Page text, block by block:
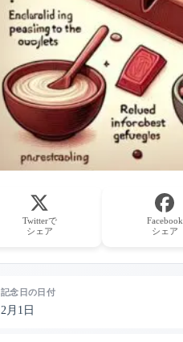
Twitterで
シェア
Facebook
シェア
記念日の日付
2月1日